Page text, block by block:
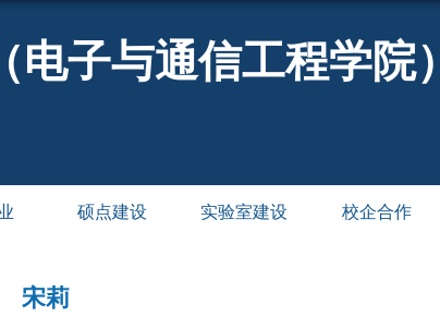
子与通信工程学院）
硕点建设 实验室建设 校企合作
宋莉